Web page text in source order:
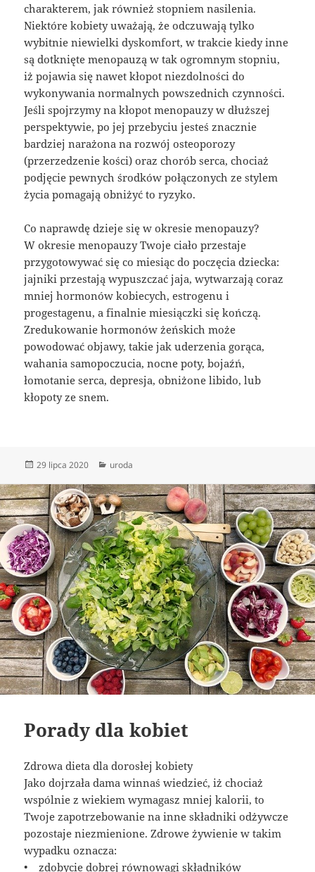
charakterem, jak również stopniem nasilenia.
Niektóre kobiety uważają, że odczuwają tylko
wybitnie niewielki dyskomfort, w trakcie kiedy inne
są dotknięte menopauzą w tak ogromnym stopniu,
iż pojawia się nawet kłopot niezdolności do
wykonywania normalnych powszednich czynności.
Jeśli spojrzymy na kłopot menopauzy w dłuższej
perspektywie, po jej przebyciu jesteś znacznie
bardziej narażona na rozwój osteoporozy
(przerzedzenie kości) oraz chorób serca, chociaż
podjęcie pewnych środków połączonych ze stylem
życia pomagają obniżyć to ryzyko.
Co naprawdę dzieje się w okresie menopauzy?
W okresie menopauzy Twoje ciało przestaje
przygotowywać się co miesiąc do poczęcia dziecka:
jajniki przestają wypuszczać jaja, wytwarzają coraz
mniej hormonów kobiecych, estrogenu i
progestagenu, a finalnie miesiączki się kończą.
Zredukowanie hormonów żeńskich może
powodować objawy, takie jak uderzenia gorąca,
wahania samopoczucia, nocne poty, bojaźń,
łomotanie serca, depresja, obniżone libido, lub
kłopoty ze snem.
Data
29 lipca 2020 Kategorie
uroda
Porady dla kobiet
Zdrowa dieta dla dorosłej kobiety
Jako dojrzała dama winnaś wiedzieć, iż chociaż
wspólnie z wiekiem wymagasz mniej kalorii, to
Twoje zapotrzebowanie na inne składniki odżywcze
pozostaje niezmienione. Zdrowe żywienie w takim
wypadku oznacza:
• zdobycie dobrej równowagi składników